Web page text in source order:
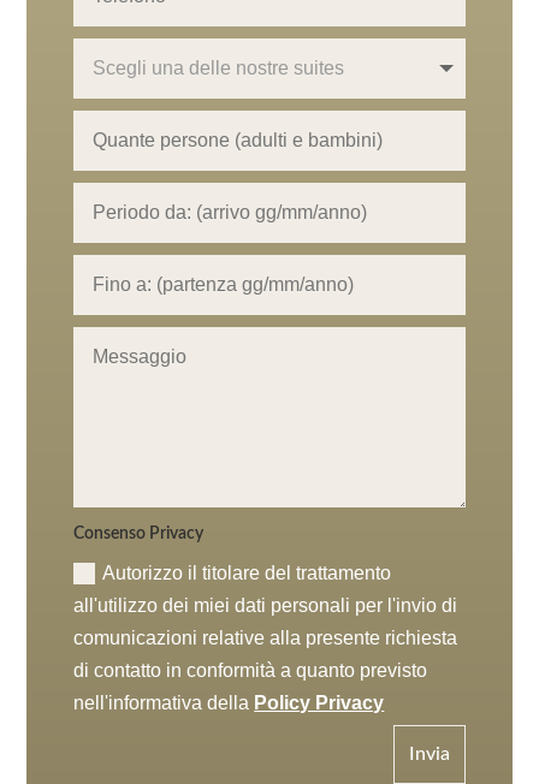
Consenso Privacy
Autorizzo il titolare del trattamento
all'utilizzo dei miei dati personali per l'invio di
comunicazioni relative alla presente richiesta
di contatto in conformità a quanto previsto
nell'informativa della Policy Privacy
Invia